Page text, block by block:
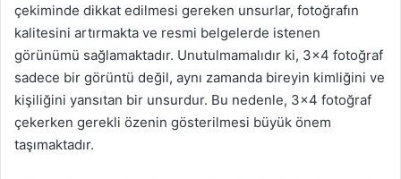
çekiminde dikkat edilmesi gereken unsurlar, fotoğrafın
kalitesini artırmakta ve resmi belgelerde istenen
görünümü sağlamaktadır. Unutulmamalıdır ki, 3×4 fotoğraf
sadece bir görüntü değil, aynı zamanda bireyin kimliğini ve
kişiliğini yansıtan bir unsurdur. Bu nedenle, 3×4 fotoğraf
çekerken gerekli özenin gösterilmesi büyük önem
taşımaktadır.